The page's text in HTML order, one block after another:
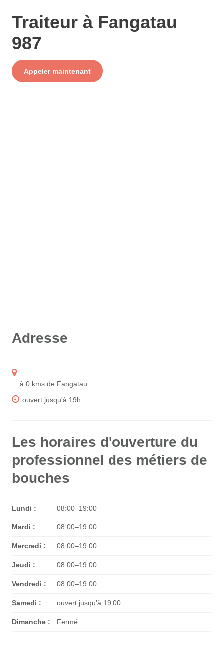
Traiteur à Fangatau
987
Appeler maintenant
Service
+ prix appel
Adresse
à 0 kms de Fangatau
ouvert jusqu'à 19h
Les horaires d'ouverture du
professionnel des métiers de
bouches
Lundi : 08:00–19:00
Mardi : 08:00–19:00
Mercredi : 08:00–19:00
Jeudi : 08:00–19:00
Vendredi : 08:00–19:00
Samedi : ouvert jusqu'à 19:00
Dimanche : Fermé